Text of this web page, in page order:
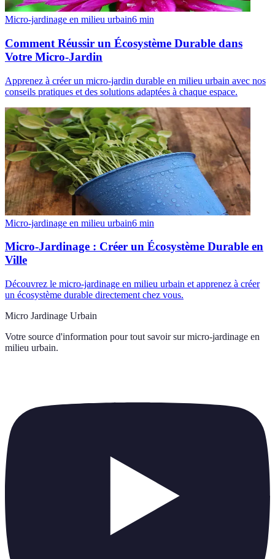
Micro-jardinage en milieu urbain6 min
Comment Réussir un Écosystème Durable dans
Votre Micro-Jardin
Apprenez à créer un micro-jardin durable en milieu urbain avec nos
conseils pratiques et des solutions adaptées à chaque espace.
Micro-jardinage en milieu urbain6 min
Micro-Jardinage : Créer un Écosystème Durable en
Ville
Découvrez le micro-jardinage en milieu urbain et apprenez à créer
un écosystème durable directement chez vous.
Micro Jardinage Urbain
Votre source d'information pour tout savoir sur micro-jardinage en
milieu urbain.